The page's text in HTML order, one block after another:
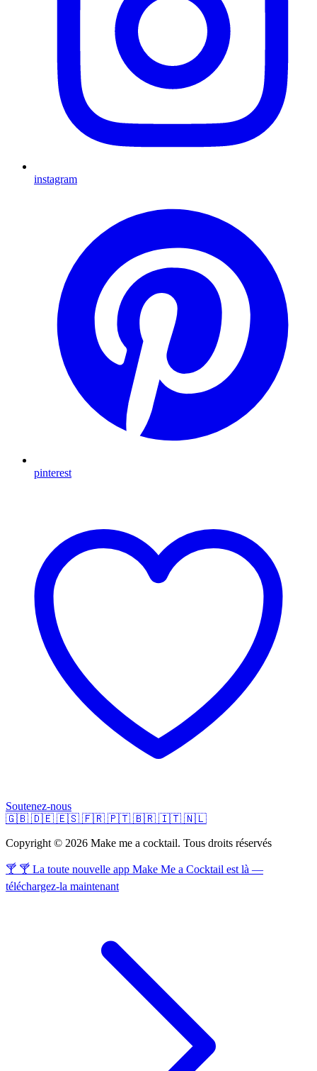
instagram
pinterest
Soutenez-nous
🇬🇧 🇩🇪 🇪🇸 🇫🇷 🇵🇹 🇧🇷 🇮🇹 🇳🇱
Copyright © 2026 Make me a cocktail. Tous droits réservés
🍸 🍸 La toute nouvelle app Make Me a Cocktail est là —
téléchargez-la maintenant